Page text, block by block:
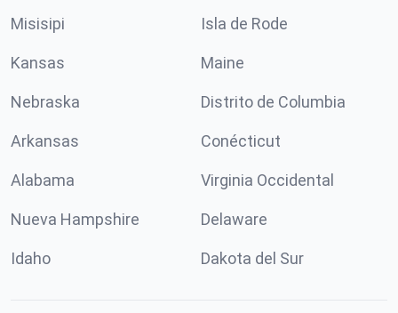
Misisipi Isla de Rode
Kansas Maine
Nebraska Distrito de Columbia
Arkansas Conécticut
Alabama Virginia Occidental
Nueva Hampshire Delaware
Idaho Dakota del Sur